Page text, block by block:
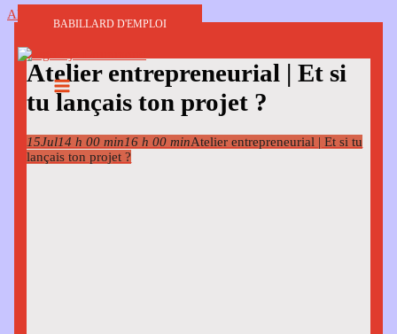
Aller au contenu
BABILLARD D'EMPLOI
Atelier entrepreneurial | Et si
tu lançais ton projet ?
15Jul14 h 00 min16 h 00 minAtelier entrepreneurial | Et si tu
lançais ton projet ?